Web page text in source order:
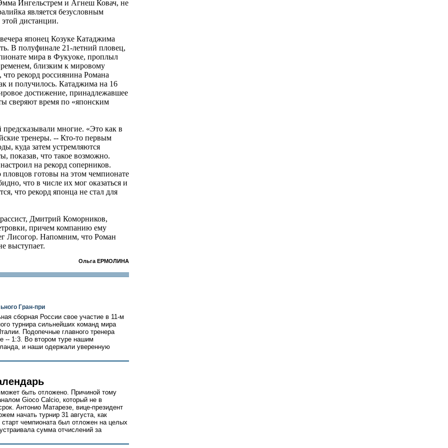
Ингельстрем и Агнеш Ковач, не
является безусловным
дистанции.
японец Козуке Катаджима
В полуфинале 21-летний пловец,
мира в Фукуоке, проплыл
близким к мировому
что рекорд россиянина Романа
и получилось. Катаджима на 16
достижение, принадлежавшее
сверяют время по «японским
многие. «Это как в
тренеры. -- Кто-то первым
куда затем устремляются
показав, что такое возможно.
на рекорд соперников.
пловцов готовы на этом чемпионате
что в числе их мог оказаться и
что рекорд японца не стал для
Дмитрий Коморников,
причем компанию ему
Лисогор. Напомним, что Роман
выступает.
Ольга ЕРМОЛИНА
Гран-при
сборная России свое участие в 11-м
турнира сильнейших команд мира
Подопечные главного тренера
-- 1:3. Во втором туре нашим
и наши одержали уверенную
быть отложено. Причиной тому
Gioco Calcio, который не в
Антонио Матарезе, вице-президент
начать турнир 31 августа, как
чемпионата был отложен на целых
сумма отчислений за